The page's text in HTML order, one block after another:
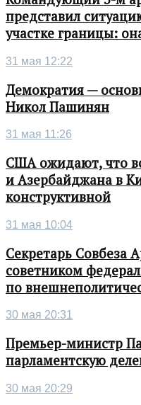
представил
участке границы:
31 мая 12:22
Демократия —
Никол Пашинян
31 мая 11:26
США ожидают, что
и Азербайджана в
конструктивной
31 мая 10:04
Секретарь Совбеза
советником
по
30 мая 20:31
Премьер-министр
парламентскую
30 мая 20:29